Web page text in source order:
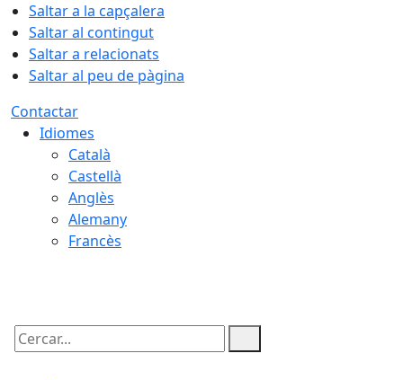
Saltar a la capçalera
Saltar al contingut
Saltar a relacionats
Saltar al peu de pàgina
Contactar
Idiomes
Català
Castellà
Anglès
Alemany
Francès
Cercar: